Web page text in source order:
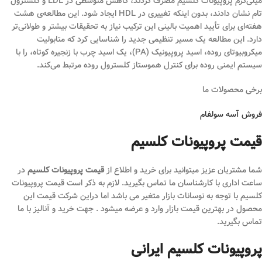
تام نشان دادند، بدون اینکه تغییری در HDL ایجاد شود. این مطالعه‌ی هشت
هفته‌ای برای تأیید اهمیت بالینی این ترکیب نیاز به تحقیقات بیشتر و طولانی‌تر
دارد. این مطالعه یک مسیر تنظیمی جدید را شناسایی کرد که متابولیت
میکروبیوتای روده، اسید پروپیونیک (PA)، یک اسید چرب با زنجیره کوتاه، را با
سیستم ایمنی روده برای کنترل هموستاز کلسترول روده مرتبط می‌کند.
برخی محصولات ما
فروش آسه سولفام
قیمت پروپیونات کلسیم
شما مشتریان عزیز میتوانید برای خرید و اطلاع ازقیمت پروپیونات کلسیمدر
ساعت اداری با کارشناسان ما تماس بگیرید. لازم به ذکر است قیمت پروپیونات
کلسیم با توجه به نوسانات بازار متغیر می باشد اما دراین شرکت قیمت این
محصول در بهترین قیمت بازار وارد و عرضه میشود . جهت خرید و آنالیز با ما
تماس بگیرید.
پروپیونات کلسیم ایرانی